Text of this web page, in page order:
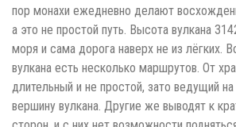
пор монахи ежедневно делают
а это не простой путь. Высота вулкана
моря и сама дорога наверх не из лёгких.
вулкана есть несколько маршрутов. От
длительный и не простой, зато ведущий
вершину вулкана. Другие же выводят к